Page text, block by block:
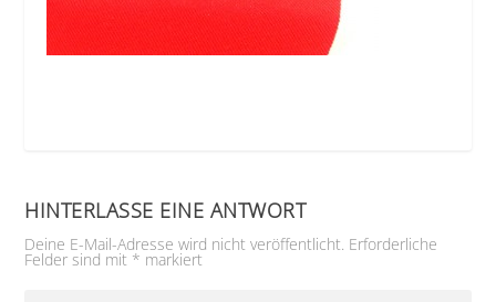
HINTERLASSE EINE ANTWORT
Deine E-Mail-Adresse wird nicht veröffentlicht. Erforderliche
Felder sind mit * markiert